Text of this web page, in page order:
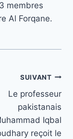
membres
Al Forqane.
SUIVANT
Le professeur
pakistanais
Iqbal
reçoit le